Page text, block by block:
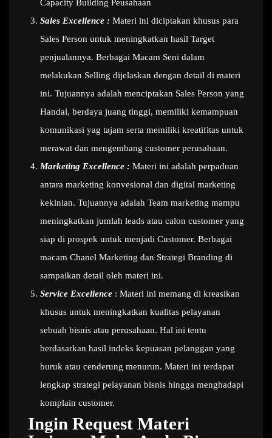
Capacity Building Peusahaan
Sales Excellence : Materi ini diciptakan khusus para
Sales Person untuk meningkatkan hasil Target
penjualannya. Berbagai Macam Seni dalam
melakukan Selling dijelaskan dengan detail di materi
ini. Tujuannya adalah menciptakan Sales Person yang
Handal, berdaya juang tinggi, memiliki kemampuan
komunikasi yag tajam serta memiliki kreatifitas untuk
merawat dan mengembang customer perusahaan.
Marketing Excellence : Materi ini adalah perpaduan
antara marketing konvesional dan digital marketing
kekinian. Tujuannya adalah Team marketing mampu
meningkatkan jumlah leads atau calon customer yang
siap di prospek untuk menjadi Customer. Berbagai
macam Chanel Marketing dan Strategi Branding di
sampaikan detail oleh materi ini.
Service Excellence : Materi ini memang di kreasikan
khusus untuk meningkatkan kualitas pelayanan
sebuah bisnis atau perusahaan. Hal ini tentu
berdasarkan hasil indeks kepuasan pelanggan yang
buruk atau cenderung menurun. Materi ini terdapat
lengkap strategi pelayanan bisnis hingga menghadapi
komplain customer.
Ingin Request Materi